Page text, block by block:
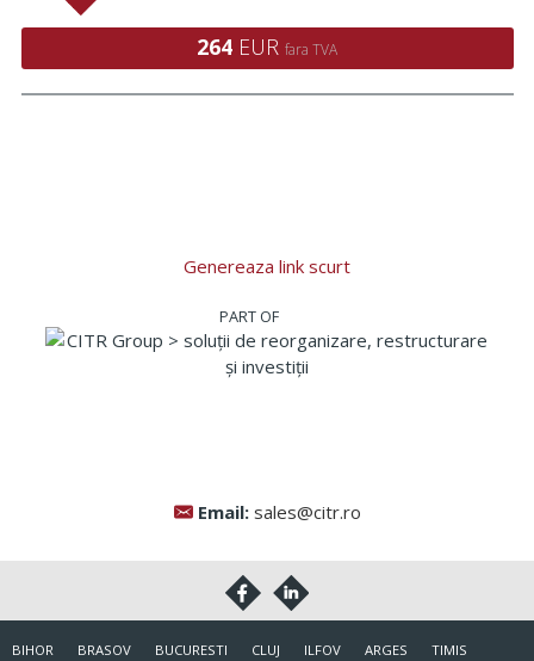
264 EUR fara TVA
Genereaza link scurt
Email: sales@citr.ro
BIHOR BRASOV BUCURESTI CLUJ ILFOV ARGES TIMIS